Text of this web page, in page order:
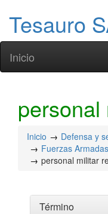
Tesauro
Inicio
Inicio Defensa y
Fuerzas Armadas
personal militar
Término